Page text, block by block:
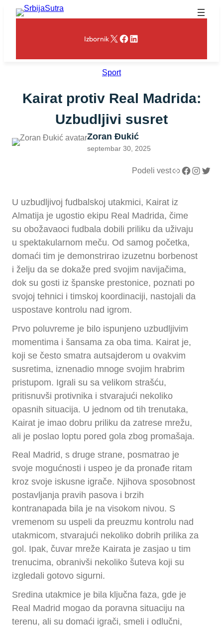
Skoči
IzbornikX Facebook
LinkedIn
Sport
Kairat protiv Real Madrida:
Uzbudljivi susret
Zoran Đukić
septembar 30, 2025
Podeli vestLink Facebook InstagramTwitter
U uzbudljivoj fudbalskoj utakmici, Kairat iz
Almatija je ugostio ekipu Real Madrida, čime
su obožavaoci fudbala dobili priliku da uživaju
u spektakularnom meču. Od samog početka,
domaći tim je demonstrirao izuzetnu borbenost
i želju da se dokaže pred svojim navijačima,
dok su gosti iz španske prestonice, poznati po
svojoj tehnici i timskoj koordinaciji, nastojali da
uspostave kontrolu nad igrom.
Prvo poluvreme je bilo ispunjeno uzbudljivim
momentima i šansama za oba tima. Kairat je,
koji se često smatra autsajderom u ovakvim
susretima, iznenadio mnoge svojim hrabrim
pristupom. Igrali su sa velikom strašću,
pritisnuvši protivnika i stvarajući nekoliko
opasnih situacija. U jednom od tih trenutaka,
Kairat je imao dobru priliku da zatrese mrežu,
ali je poslao loptu pored gola zbog promašaja.
Real Madrid, s druge strane, posmatrao je
svoje mogućnosti i uspeo je da pronađe ritam
kroz svoje iskusne igrače. Njihova sposobnost
postavljanja pravih pasova i brzih
kontranapada bila je na visokom nivou. S
vremenom su uspeli da preuzmu kontrolu nad
utakmicom, stvarajući nekoliko dobrih prilika za
gol. Ipak, čuvar mreže Kairata je zasjao u tim
trenucima, obranivši nekoliko šuteva koji su
izgledali gotovo sigurni.
Sredina utakmice je bila ključna faza, gde je
Real Madrid mogao da poravna situaciju na
terenu, ali su domaći igrači, smeli i odlučni,